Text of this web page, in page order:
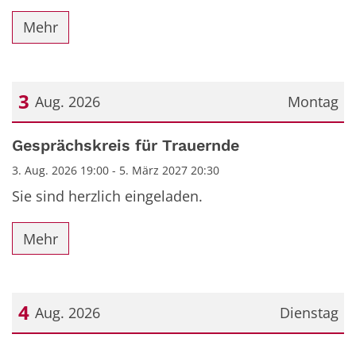
Mehr
Montag
3 Aug. 2026
Datum: 3. August 2026
Gesprächskreis für Trauernde
3. Aug. 2026 19:00 - 5. März 2027 20:30
Sie sind herzlich eingeladen.
Mehr
Dienstag
4 Aug. 2026